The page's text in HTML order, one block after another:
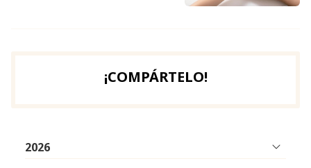
¡COMPÁRTELO!
2026